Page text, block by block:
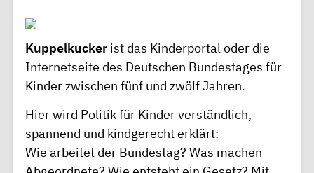
Kuppelkucker ist das Kinderportal oder die
Internetseite des Deutschen Bundestages für
Kinder zwischen fünf und zwölf Jahren.
Hier wird Politik für Kinder verständlich,
spannend und kindgerecht erklärt:
Wie arbeitet der Bundestag? Was machen